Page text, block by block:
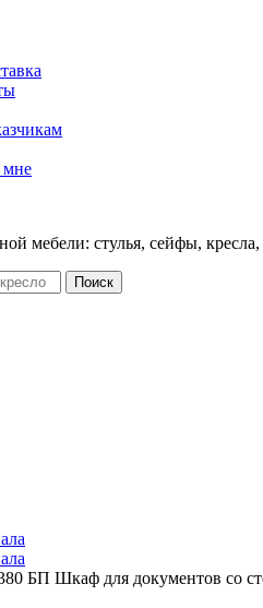
мне
мебели: стулья, сейфы,
БП Шкаф для документов со